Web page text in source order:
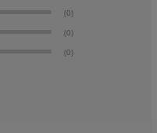
(0)
(0)
(0)